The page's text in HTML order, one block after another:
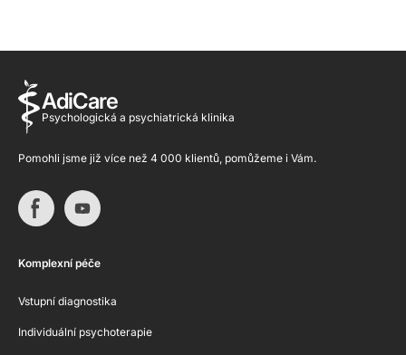
AdiCare
Psychologická a psychiatrická klinika
Pomohli jsme již více než 4 000 klientů, pomůžeme i Vám.
Komplexní péče
Vstupní diagnostika
Individuální psychoterapie